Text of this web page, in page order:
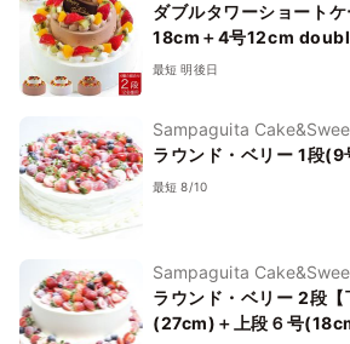
ダブルタワーショート
18cm＋4号12cm
最短 明後日
Sampaguita
ラウンド・ベリー 1段(9
最短 8/10
Sampaguita
ラウンド・ベリー 2段【
(27cm)＋上段６号